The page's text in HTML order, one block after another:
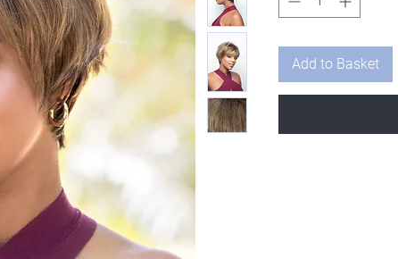
Add to Basket